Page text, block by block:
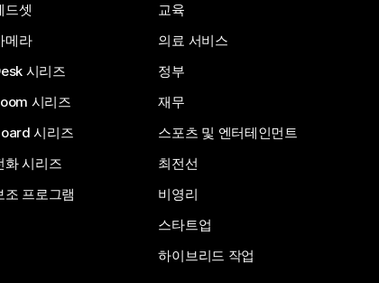
드셋
메라
시리즈
시리즈
시리즈
화 시리즈
조 프로그램
교육
의료 서비스
정부
재무
스포츠 및 엔터테인먼트
최전선
비영리
스타트업
하이브리드 작업